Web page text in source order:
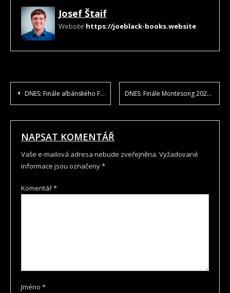
Josef Štaif
Website https://joeblack-books.website
NAVIGACE
PRO
PŘÍSPĚVEK
DNES: Finále albánského Festivali i Këngës 64 DNES: Finále Montesong 2025 v Černé Hoře
NAPSAT KOMENTÁŘ
Vaše e-mailová adresa nebude zveřejněna. Vyžadované
informace jsou označeny*
Komentář*
Jméno *